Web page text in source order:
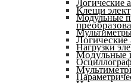
Логические
Модульные
Нагрузки
Клещи
Логические
Модульные